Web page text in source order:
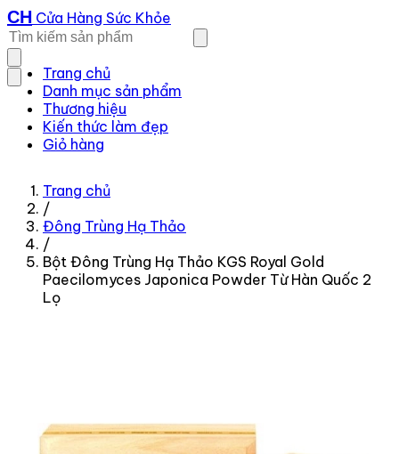
CH Cửa Hàng Sức Khỏe
Trang chủ
Danh mục sản phẩm
Thương hiệu
Kiến thức làm đẹp
Giỏ hàng
Trang chủ
/
Đông Trùng Hạ Thảo
/
Bột Đông Trùng Hạ Thảo KGS Royal Gold
Paecilomyces Japonica Powder Từ Hàn Quốc 2
Lọ